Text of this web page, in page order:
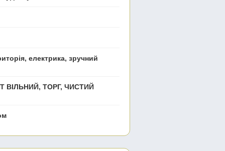
електрика, зручний
ВІЛЬНИЙ, ТОРГ, ЧИСТИЙ